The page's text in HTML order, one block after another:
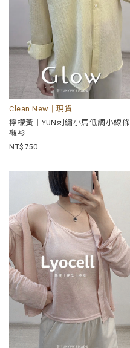
Clean New｜現貨
檸檬黃｜YUN刺繡小馬低調小線條
襯衫
750